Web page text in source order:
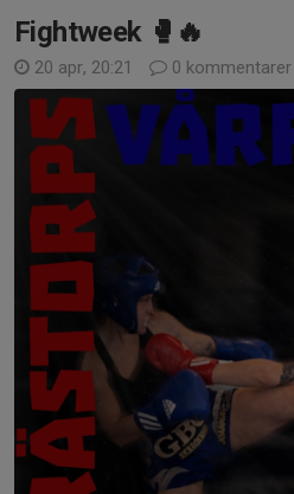
Fightweek 🥊🔥
20 apr, 20:21 0 kommentarer